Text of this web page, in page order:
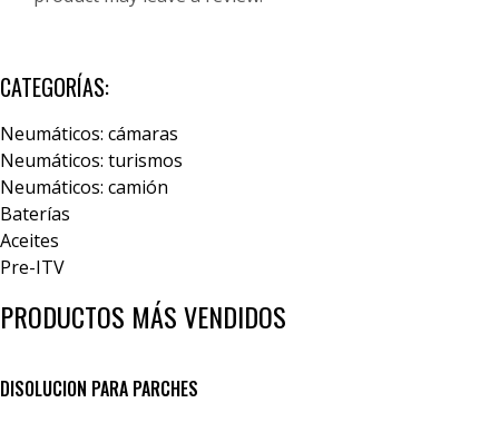
CATEGORÍAS:
Neumáticos: cámaras
Neumáticos: turismos
Neumáticos: camión
Baterías
Aceites
Pre-ITV
PRODUCTOS MÁS VENDIDOS
DISOLUCION PARA PARCHES